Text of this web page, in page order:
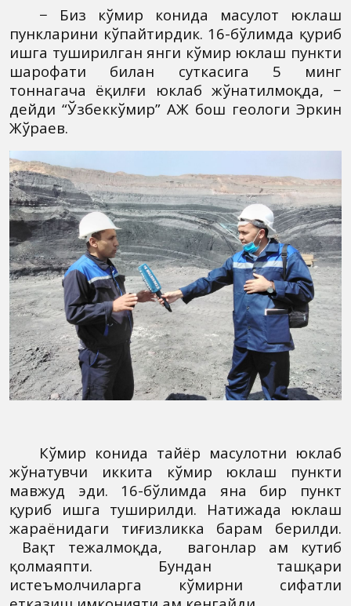
− Биз кўмир конида маҳсулот юклаш
пункларини кўпайтирдик. 16-бўлимда қуриб
ишга туширилган янги кўмир юклаш пункти
шарофати билан суткасига 5 минг
тоннагача ёқилғи юклаб жўнатилмоқда, −
дейди “Ўзбеккўмир” АЖ бош геологи Эркин
Жўраев.
Кўмир конида тайёр маҳсулотни юклаб
жўнатувчи иккита кўмир юклаш пункти
мавжуд эди. 16-бўлимда яна бир пункт
қуриб ишга туширилди. Натижада юклаш
жараёнидаги тиғизликка барҳам берилди.
Вақт тежалмоқда, вагонлар ҳам кутиб
қолмаяпти. Бундан ташқари
истеъмолчиларга кўмирни сифатли